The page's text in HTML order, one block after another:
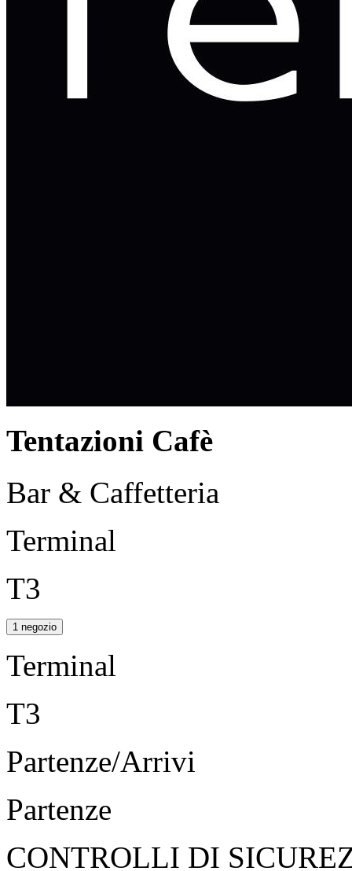
Tentazioni Cafè
Bar & Caffetteria
Terminal
T3
1 negozio
Terminal
T3
Partenze/Arrivi
Partenze
CONTROLLI DI